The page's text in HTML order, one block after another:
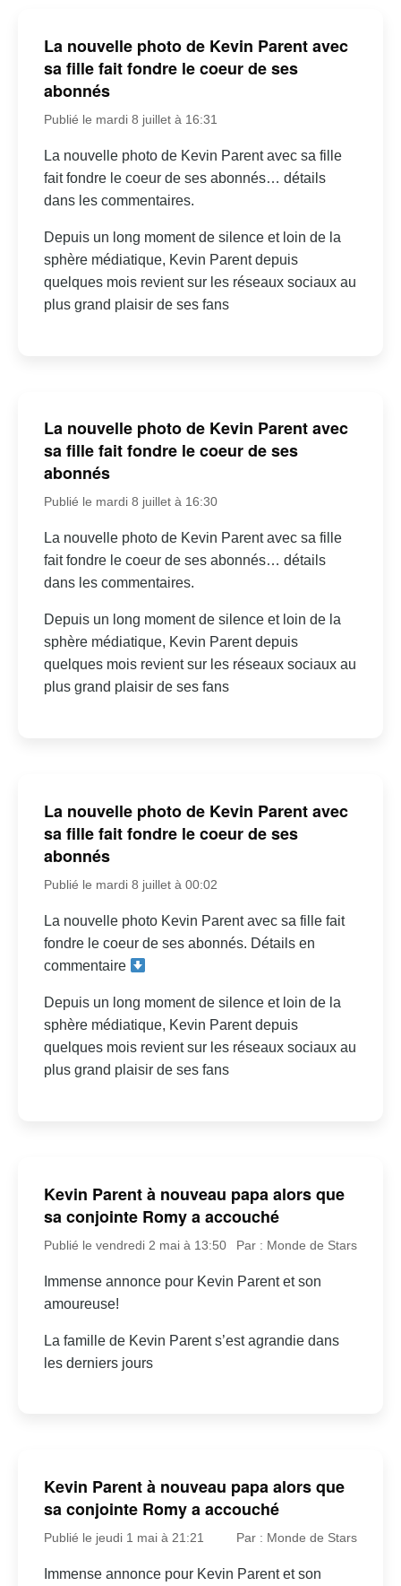
La nouvelle photo de Kevin Parent avec
sa fille fait fondre le coeur de ses
abonnés
Publié le mardi 8 juillet à 16:31
La nouvelle photo de Kevin Parent avec sa fille
fait fondre le coeur de ses abonnés… détails
dans les commentaires.
Depuis un long moment de silence et loin de la
sphère médiatique, Kevin Parent depuis
quelques mois revient sur les réseaux sociaux au
plus grand plaisir de ses fans
La nouvelle photo de Kevin Parent avec
sa fille fait fondre le coeur de ses
abonnés
Publié le mardi 8 juillet à 16:30
La nouvelle photo de Kevin Parent avec sa fille
fait fondre le coeur de ses abonnés… détails
dans les commentaires.
Depuis un long moment de silence et loin de la
sphère médiatique, Kevin Parent depuis
quelques mois revient sur les réseaux sociaux au
plus grand plaisir de ses fans
La nouvelle photo de Kevin Parent avec
sa fille fait fondre le coeur de ses
abonnés
Publié le mardi 8 juillet à 00:02
La nouvelle photo Kevin Parent avec sa fille fait
fondre le coeur de ses abonnés. Détails en
commentaire
Depuis un long moment de silence et loin de la
sphère médiatique, Kevin Parent depuis
quelques mois revient sur les réseaux sociaux au
plus grand plaisir de ses fans
Kevin Parent à nouveau papa alors que
sa conjointe Romy a accouché
Publié le vendredi 2 mai à 13:50 Par : Monde de Stars
Immense annonce pour Kevin Parent et son
amoureuse!
La famille de Kevin Parent s’est agrandie dans
les derniers jours
Kevin Parent à nouveau papa alors que
sa conjointe Romy a accouché
Publié le jeudi 1 mai à 21:21 Par : Monde de Stars
Immense annonce pour Kevin Parent et son